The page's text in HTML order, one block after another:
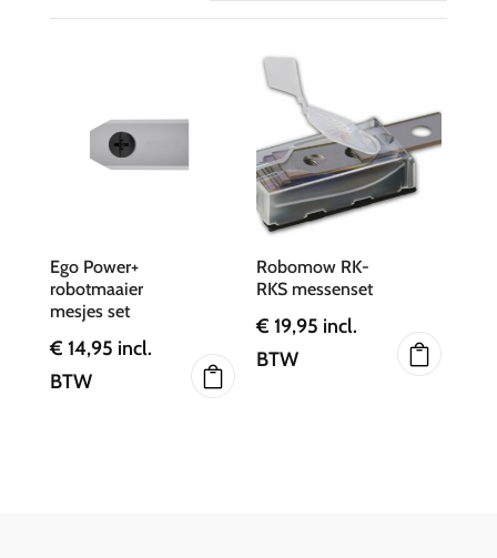
Ego Power+
robotmaaier
mesjes set
€ 14,95 incl.
BTW
Robomow RK-
RKS messenset
€ 19,95 incl.
BTW